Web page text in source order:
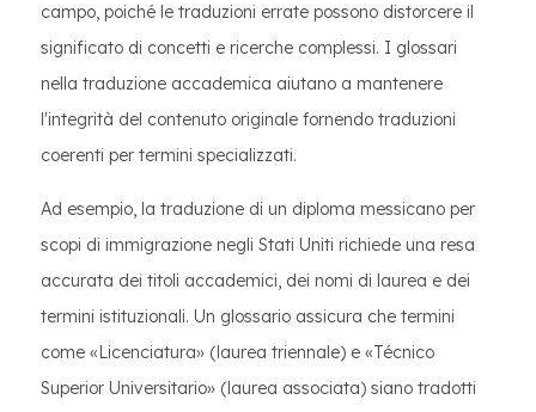
campo, poiché le traduzioni errate possono distorcere il
significato di concetti e ricerche complessi. I glossari
nella traduzione accademica aiutano a mantenere
l'integrità del contenuto originale fornendo traduzioni
coerenti per termini specializzati.
Ad esempio, la traduzione di un diploma messicano per
scopi di immigrazione negli Stati Uniti richiede una resa
accurata dei titoli accademici, dei nomi di laurea e dei
termini istituzionali. Un glossario assicura che termini
come «Licenciatura» (laurea triennale) e «Técnico
Superior Universitario» (laurea associata) siano tradotti